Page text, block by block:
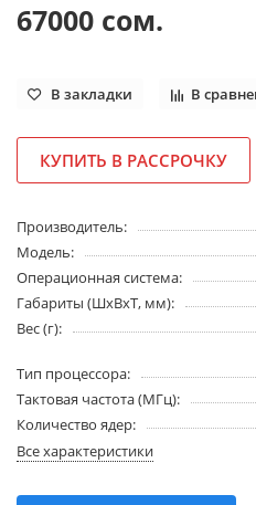
67000 сом.
В закладки В
КУПИТЬ В РАССРОЧКУ
Производитель:
Модель:
Операционная система:
Габариты (ШхВхТ, мм):
Вес (г):
Тип процессора:
Тактовая частота (МГц):
Количество ядер:
Все характеристики